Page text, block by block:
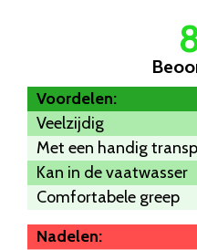
Voordelen:
Veelzijdig
Met een handig
Kan in de vaatwasser
Comfortabele greep
Nadelen: